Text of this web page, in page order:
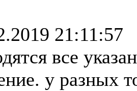
21:11:57
все
у разных